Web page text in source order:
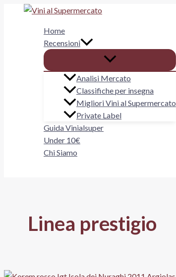
Home
Recensioni
Analisi Mercato
Classifiche per insegna
Migliori Vini al Supermercato
Private Label
Guida Vinialsuper
Under 10€
Chi Siamo
Linea prestigio